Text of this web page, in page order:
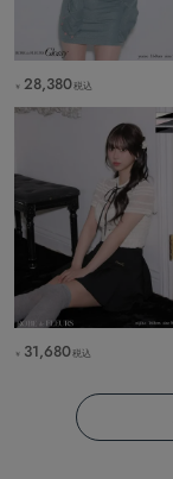
￥ 28,380税込
￥ 31,680税込